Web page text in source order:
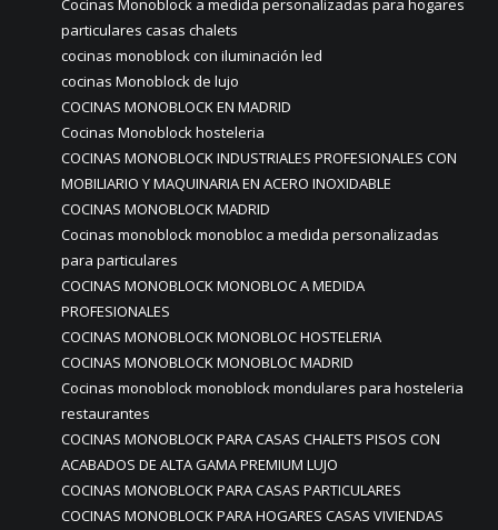
Cocinas Monoblock a medida personalizadas para hogares
particulares casas chalets
cocinas monoblock con iluminación led
cocinas Monoblock de lujo
COCINAS MONOBLOCK EN MADRID
Cocinas Monoblock hosteleria
COCINAS MONOBLOCK INDUSTRIALES PROFESIONALES CON
MOBILIARIO Y MAQUINARIA EN ACERO INOXIDABLE
COCINAS MONOBLOCK MADRID
Cocinas monoblock monobloc a medida personalizadas
para particulares
COCINAS MONOBLOCK MONOBLOC A MEDIDA
PROFESIONALES
COCINAS MONOBLOCK MONOBLOC HOSTELERIA
COCINAS MONOBLOCK MONOBLOC MADRID
Cocinas monoblock monoblock mondulares para hosteleria
restaurantes
COCINAS MONOBLOCK PARA CASAS CHALETS PISOS CON
ACABADOS DE ALTA GAMA PREMIUM LUJO
COCINAS MONOBLOCK PARA CASAS PARTICULARES
COCINAS MONOBLOCK PARA HOGARES CASAS VIVIENDAS